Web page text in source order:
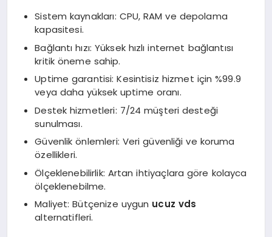
Sistem kaynakları: CPU, RAM ve depolama
kapasitesi.
Bağlantı hızı: Yüksek hızlı internet bağlantısı
kritik öneme sahip.
Uptime garantisi: Kesintisiz hizmet için %99.9
veya daha yüksek uptime oranı.
Destek hizmetleri: 7/24 müşteri desteği
sunulması.
Güvenlik önlemleri: Veri güvenliği ve koruma
özellikleri.
Ölçeklenebilirlik: Artan ihtiyaçlara göre kolayca
ölçeklenebilme.
Maliyet: Bütçenize uygun ucuz vds
alternatifleri.